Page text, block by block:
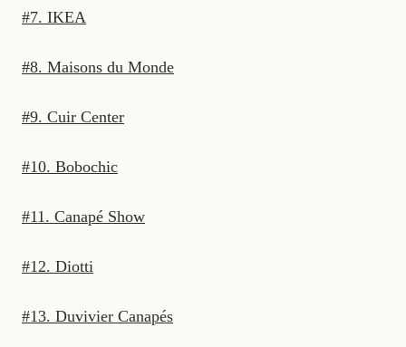
#7. IKEA
#8. Maisons du Monde
#9. Cuir Center
#10. Bobochic
#11. Canapé Show
#12. Diotti
#13. Duvivier Canapés